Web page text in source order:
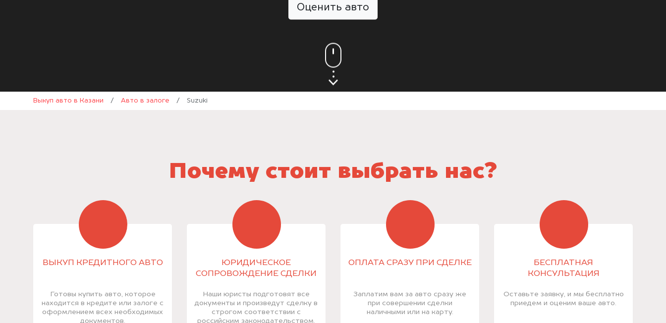
Оценить авто
Выкуп авто в Казани / Авто в залоге / Suzuki
Почему стоит выбрать нас?
ВЫКУП КРЕДИТНОГО АВТО
Готовы купить авто, которое
находится в кредите или залоге с
оформлением всех необходимых
документов.
ЮРИДИЧЕСКОЕ
СОПРОВОЖДЕНИЕ СДЕЛКИ
Наши юристы подготовят все
документы и произведут сделку в
строгом соответствии с
российским законодательством.
ОПЛАТА СРАЗУ ПРИ СДЕЛКЕ
Заплатим вам за авто сразу же
при совершении сделки
наличными или на карту.
БЕСПЛАТНАЯ
КОНСУЛЬТАЦИЯ
Оставьте заявку, и мы бесплатно
приедем и оценим ваше авто.